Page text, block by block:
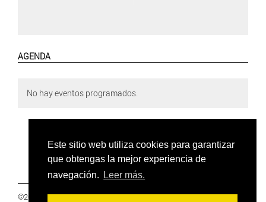
Este sitio web utiliza cookies para garantizar
que obtengas la mejor experiencia de
navegación.
Leer más.
AGENDA
No hay eventos programados.
©2019 Euskal Herriko Ikasleen Gurasoen